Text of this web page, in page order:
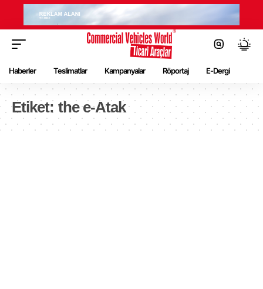
Haberler Teslimatlar Kampanyalar Röportaj E-Dergi
Etiket: the e-Atak